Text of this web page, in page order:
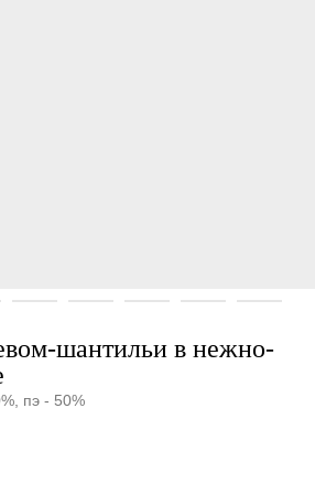
шантильи в нежно-
пэ - 50%